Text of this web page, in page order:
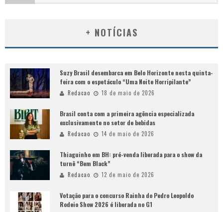
+ NOTÍCIAS
Suzy Brasil desembarca em Belo Horizonte nesta quinta-
feira com o espetáculo “Uma Noite Horripilante”
Redacao 18 de maio de 2026
Brasil conta com a primeira agência especializada
exclusivamente no setor de bebidas
Redacao 14 de maio de 2026
Thiaguinho em BH: pré-venda liberada para o show da
turnê “Bem Black”
Redacao 12 de maio de 2026
Votação para o concurso Rainha do Pedro Leopoldo
Rodeio Show 2026 é liberada no G1